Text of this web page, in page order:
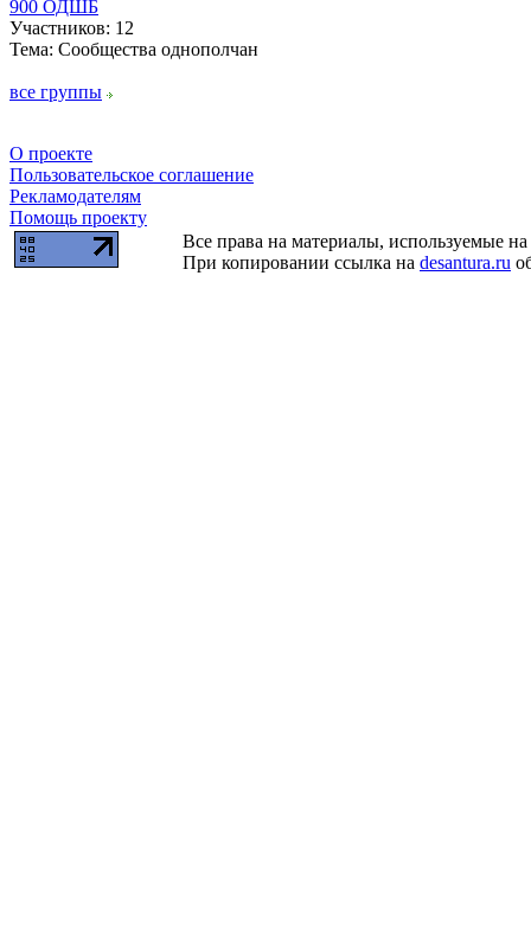
900 ОДШБ
Участников: 12
Тема: Сообщества однополчан
все группы
О проекте
Пользовательское соглашение
Рекламодателям
Помощь проекту
Все права на материалы, используемые
При копировании ссылка на desantura.ru